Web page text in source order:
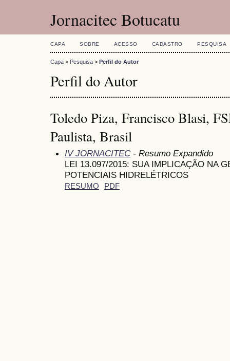
Jornacitec Botucatu
CAPA SOBRE ACESSO CADASTRO PESQUISA
Capa > Pesquisa > Perfil do Autor
Perfil do Autor
Toledo Piza, Francisco Blasi,
Paulista, Brasil
IV JORNACITEC- Resumo Expandido
LEI 13.097/2015: SUA IMPLICAÇÃO NA
POTENCIAIS HIDRELÉTRICOS
RESUMO PDF